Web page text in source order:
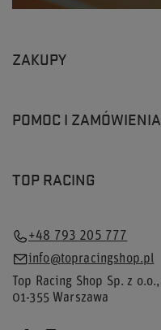
ZAKUPY
POMOC I ZAMÓWIENIA
TOP RACING
+48 793 205 777
info@topracingshop.pl
Top Racing Shop Sp. z o.o.,
01-355Warszawa